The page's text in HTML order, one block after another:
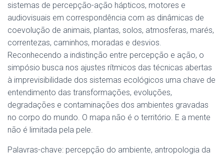
sistemas de percepção-ação hápticos, motores e
audiovisuais em correspondência com as dinâmicas de
coevolução de animais, plantas, solos, atmosferas, marés,
correntezas, caminhos, moradas e desvios.
Reconhecendo a indistinção entre percepção e ação, o
simpósio busca nos ajustes rítmicos das técnicas abertas
à imprevisibilidade dos sistemas ecológicos uma chave de
entendimento das transformações, evoluções,
degradações e contaminações dos ambientes gravadas
no corpo do mundo. O mapa não é o território. E a mente
não é limitada pela pele.
Palavras-chave: percepção do ambiente, antropologia da